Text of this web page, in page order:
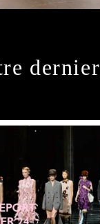
dernier